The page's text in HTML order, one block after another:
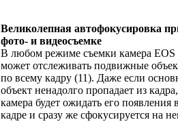
Великолепная автофокусировка
фото- и видеосъемке
В любом режиме съемки камера EOS
может отслеживать подвижные
по всему кадру (11). Даже если
объект ненадолго пропадает из кадра,
камера будет ожидать его появления
кадре и сразу же сфокусируется на